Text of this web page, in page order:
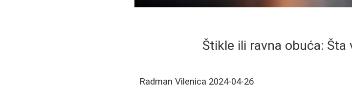
Štikle ili ravna obuća:
Radman Vilenica 2024-04-26